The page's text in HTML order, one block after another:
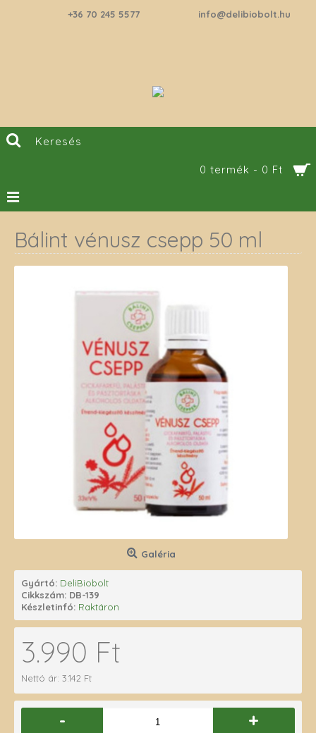
+36 70 245 5577 info@delibiobolt.hu
0 termék - 0 Ft
Bálint vénusz csepp 50 ml
Galéria
Gyártó: DeliBiobolt
Cikkszám: DB-139
Készletinfó: Raktáron
3.990 Ft
Nettó ár: 3.142 Ft
- +